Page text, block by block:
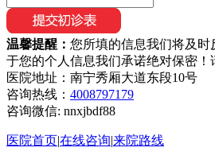
温馨提醒： 您所填的信息我们将及
于您的个人信息我们承诺绝对保密！
医院地址：南宁秀厢大道东段10号
咨询热线： 4008797179
咨询微信: nnxjbdf88
医院首页|在线咨询|来院路线